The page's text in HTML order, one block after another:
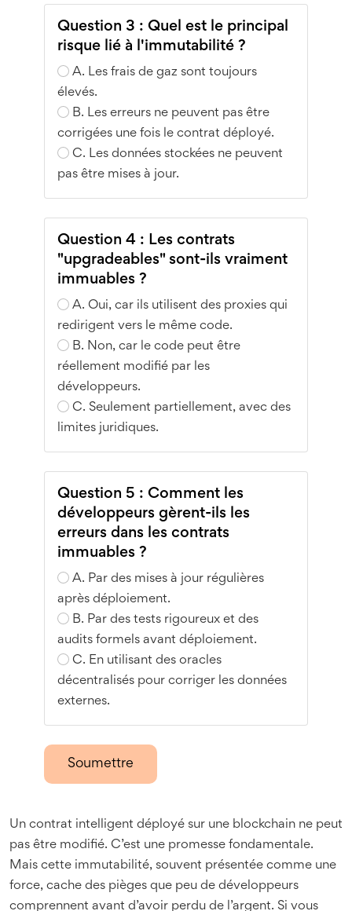
Question 3 : Quel est le principal
risque lié à l'immutabilité ?
A. Les frais de gaz sont toujours
élevés.
B. Les erreurs ne peuvent pas être
corrigées une fois le contrat déployé.
C. Les données stockées ne peuvent
pas être mises à jour.
Question 4 : Les contrats
"upgradeables" sont-ils vraiment
immuables ?
A. Oui, car ils utilisent des proxies qui
redirigent vers le même code.
B. Non, car le code peut être
réellement modifié par les
développeurs.
C. Seulement partiellement, avec des
limites juridiques.
Question 5 : Comment les
développeurs gèrent-ils les
erreurs dans les contrats
immuables ?
A. Par des mises à jour régulières
après déploiement.
B. Par des tests rigoureux et des
audits formels avant déploiement.
C. En utilisant des oracles
décentralisés pour corriger les données
externes.
Soumettre
Un contrat intelligent déployé sur une blockchain ne peut
pas être modifié. C’est une promesse fondamentale.
Mais cette immutabilité, souvent présentée comme une
force, cache des pièges que peu de développeurs
comprennent avant d’avoir perdu de l’argent. Si vous